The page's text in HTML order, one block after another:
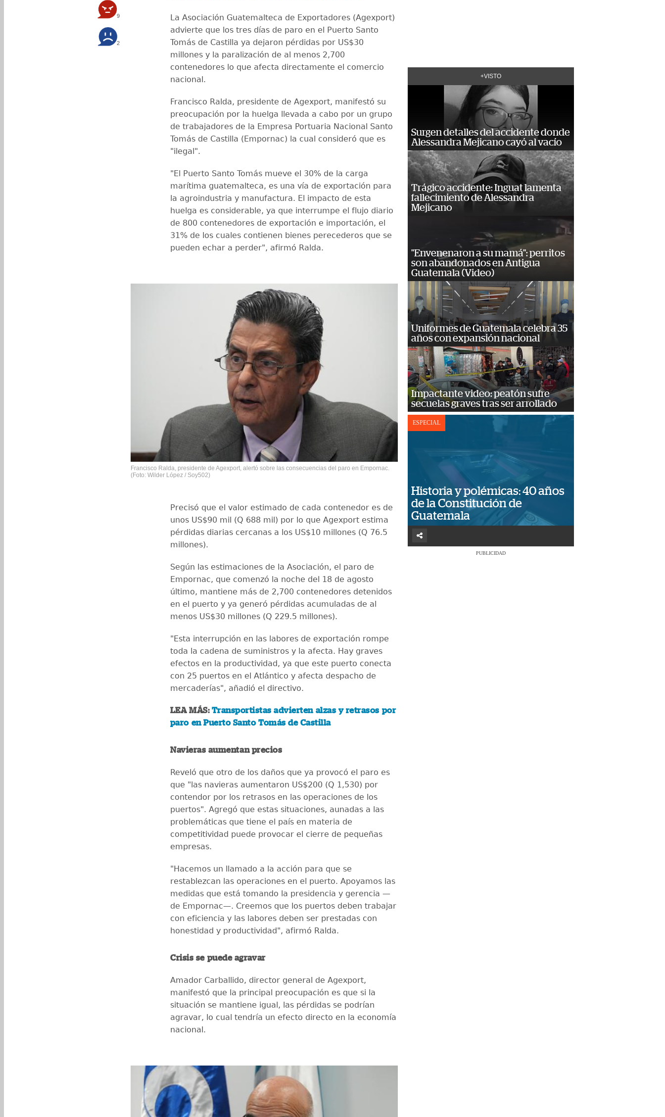
9
2
La Asociación Guatemalteca de Exportadores (Agexport)
advierte que los tres días de paro en el Puerto Santo
Tomás de Castilla ya dejaron pérdidas por US$30
millones y la paralización de al menos 2,700
contenedores lo que afecta directamente el comercio
nacional.
Francisco Ralda, presidente de Agexport, manifestó su
preocupación por la huelga llevada a cabo por un grupo
de trabajadores de la Empresa Portuaria Nacional Santo
Tomás de Castilla (Empornac) la cual consideró que es
"ilegal".
"El Puerto Santo Tomás mueve el 30% de la carga
marítima guatemalteca, es una vía de exportación para
la agroindustria y manufactura. El impacto de esta
huelga es considerable, ya que interrumpe el flujo diario
de 800 contenedores de exportación e importación, el
31% de los cuales contienen bienes perecederos que se
pueden echar a perder", afirmó Ralda.
Francisco Ralda, presidente de Agexport, alertó sobre las consecuencias del paro en Empornac.
(Foto: Wilder López / Soy502)
Precisó que el valor estimado de cada contenedor es de
unos US$90 mil (Q 688 mil) por lo que Agexport estima
pérdidas diarias cercanas a los US$10 millones (Q 76.5
millones).
Según las estimaciones de la Asociación, el paro de
Empornac, que comenzó la noche del 18 de agosto
último, mantiene más de 2,700 contenedores detenidos
en el puerto y ya generó pérdidas acumuladas de al
menos US$30 millones (Q 229.5 millones).
"Esta interrupción en las labores de exportación rompe
toda la cadena de suministros y la afecta. Hay graves
efectos en la productividad, ya que este puerto conecta
con 25 puertos en el Atlántico y afecta despacho de
mercaderías", añadió el directivo.
LEA MÁS: Transportistas advierten alzas y retrasos por
paro en Puerto Santo Tomás de Castilla
Navieras aumentan precios
Reveló que otro de los daños que ya provocó el paro es
que "las navieras aumentaron US$200 (Q 1,530) por
contendor por los retrasos en las operaciones de los
puertos". Agregó que estas situaciones, aunadas a las
problemáticas que tiene el país en materia de
competitividad puede provocar el cierre de pequeñas
empresas.
"Hacemos un llamado a la acción para que se
restablezcan las operaciones en el puerto. Apoyamos las
medidas que está tomando la presidencia y gerencia —
de Empornac—. Creemos que los puertos deben trabajar
con eficiencia y las labores deben ser prestadas con
honestidad y productividad", afirmó Ralda.
Crisis se puede agravar
Amador Carballido, director general de Agexport,
manifestó que la principal preocupación es que si la
situación se mantiene igual, las pérdidas se podrían
agravar, lo cual tendría un efecto directo en la economía
nacional.
+VISTO
Surgen detalles del accidente donde
Alessandra Mejicano cayó al vacío
Trágico accidente: Inguat lamenta
fallecimiento de Alessandra
Mejicano
"Envenenaron a su mamá": perritos
son abandonados en Antigua
Guatemala (Video)
Uniformes de Guatemala celebra 35
años con expansión nacional
Impactante video: peatón sufre
secuelas graves tras ser arrollado
ESPECIAL
Historia y polémicas: 40 años
de la Constitución de
Guatemala
PUBLICIDAD